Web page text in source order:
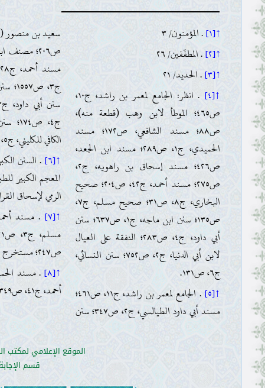
↑[١] . المؤمنون/ ٣
↑[٢] . المطفّفين/ ٢٦
↑[٣] . الحديد/ ٢١
↑[٤]
. انظر: الجامع لمعمر بن راشد، ج١٠،
ص٤٦٥؛ الموطأ لابن وهب (قطعة منه)،
ص٨٨؛ مسند الشافعي، ص١٧٢؛ مسند
الحميدي، ج١، ص٢٨٩؛ مسند ابن الجعد،
ص٤٢٦؛ مسند إسحاق بن راهويه، ج٢،
ص٢٧٥؛ مسند أحمد، ج٤٢، ص٢٠٤؛ صحيح
البخاري، ج٨، ص٣١؛ صحيح مسلم، ج٧،
ص١٣٥؛ سنن ابن ماجه، ج١، ص٦٣٧؛ سنن
أبي داود، ج٤، ص٢٨٣؛ النفقة على العيال
لابن أبي الدنيا، ج٢، ص٧٥٢؛ سنن النسائي،
ج٦، ص١٣١.
↑[٥]
. الجامع لمعمر بن راشد، ج١١، ص٤٦١؛
مسند أبي داود الطيالسي، ج٢، ص٣٤٧؛ سنن
الكافي للكليني، ج٥، ص٥٠
↑[٦]
الرمي لإسحاق
↑[٧]
ص٢٤٧؛ مستخرج أبي عوانة، ج٢، ص١٥٨
↑[٨]
أحمد، ج٤١، ص٣٤٩
الموقع الإعلامي لمكتب
قسم